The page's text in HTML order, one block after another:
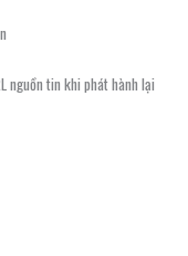
nguồn tin khi phát hành lại